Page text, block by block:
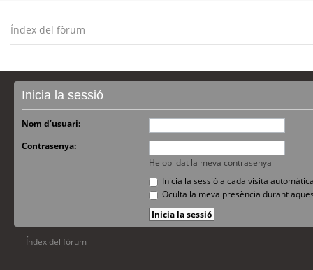
Índex del fòrum
Inicia la sessió
Nom d’usuari:
Contrasenya:
He oblidat la meva contrasenya
Inicia la sessió a cada visita
Oculta la meva presència durant
Índex del fòrum